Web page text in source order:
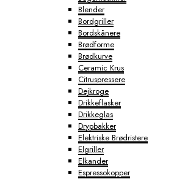
Blender
Bordgriller
Bordskånere
Brødforme
Brødkurve
Ceramic Krus
Citruspressere
Dejkroge
Drikkeflasker
Drikkeglas
Drypbakker
Elektriske Brødristere
Elgriller
Elkander
Espressokopper